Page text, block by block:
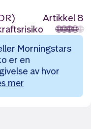
Artikkel 8
🌐🌐🌐🌐🌐
Morningstars
er en
av hvor
mer